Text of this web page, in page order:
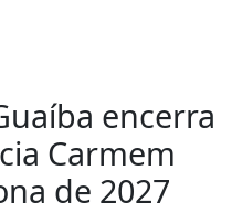
encerra
Carmem
de 2027